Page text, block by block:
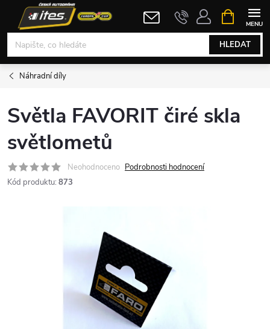
obsah
HLEDAT
NÁKUPNÍ
KOŠÍK
Náhradní díly
Světla FAVORIT čiré skla
světlometů
Neohodnoceno Podrobnosti hodnocení
Kód produktu: 873